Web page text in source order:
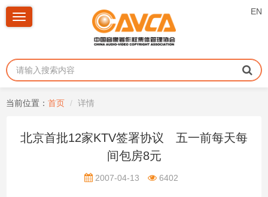
EN
Toggle
当前位置： 首页 详情
北京首批12家KTV签署协议 五一前每天每
间包房8元
2007-04-13 6402